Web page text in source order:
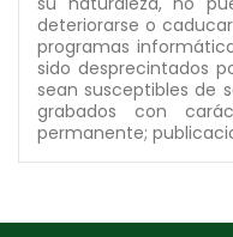
deteriorarse o
programas
sido desprecintados
sean susceptibles de
grabados con
permanente;